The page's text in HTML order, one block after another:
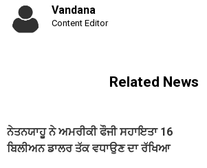
Vandana
Content Editor
Related News
ਨੇਤਨਯਾਹੂ ਨੇ ਅਮਰੀਕੀ ਫੌਜੀ ਸਹਾਇਤਾ 16
ਬਿਲੀਅਨ ਡਾਲਰ ਤੱਕ ਵਧਾਉਣ ਦਾ ਰੱਖਿਆ